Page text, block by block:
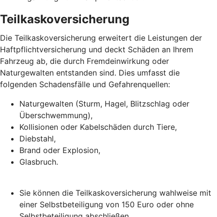
Teilkaskoversicherung
Die Teilkaskoversicherung erweitert die Leistungen der
Haftpflichtversicherung und deckt Schäden an Ihrem
Fahrzeug ab, die durch Fremdeinwirkung oder
Naturgewalten entstanden sind. Dies umfasst die
folgenden Schadensfälle und Gefahrenquellen:
Naturgewalten (Sturm, Hagel, Blitzschlag oder
Überschwemmung),
Kollisionen oder Kabelschäden durch Tiere,
Diebstahl,
Brand oder Explosion,
Glasbruch.
Sie können die Teilkaskoversicherung wahlweise mit
einer Selbstbeteiligung von 150 Euro oder ohne